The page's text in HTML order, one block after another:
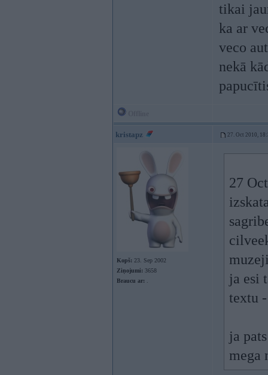
tikai
ka ar
veco
nekā
kristapz 27. Oct 2010,
Kopš: 23. Sep 2002
Ziņojumi: 3658
Braucu ar:
27
ja esi
textu
ja
mega